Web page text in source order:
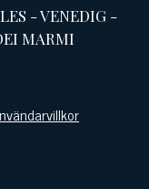
-VENEDIG -
MARMI